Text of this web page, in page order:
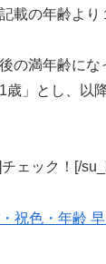
載の年齢より
の満年齢にな
歳」とし、以
ェック！[/
祝色・年齢